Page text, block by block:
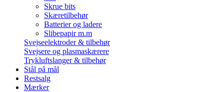
Skrue bits
Skæretilbehør
Batterier og ladere
Slibepapir m.m
Svejseelektroder & tilbehør
Svejsere og plasmaskærere
Trykluftslanger & tilbehør
Stål på mål
Restsalg
Mærker